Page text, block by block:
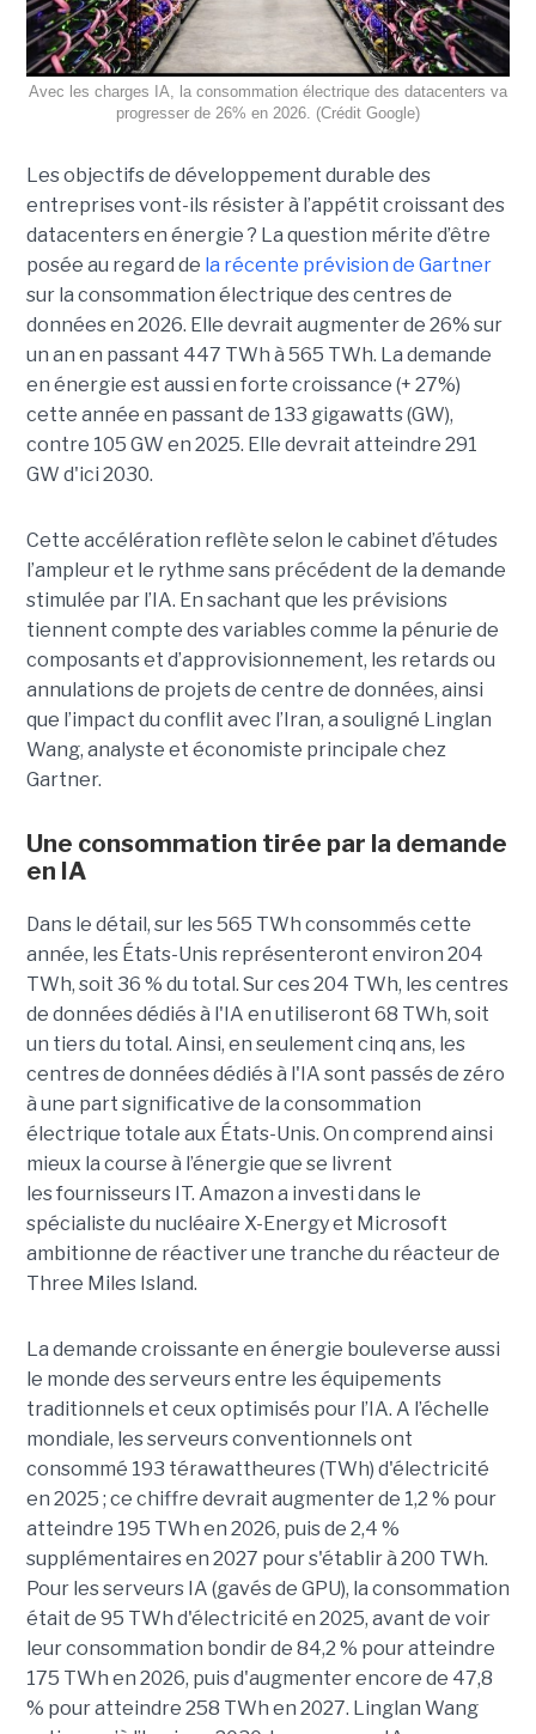
Avec les charges IA, la consommation électrique des datacenters va
progresser de 26% en 2026. (Crédit Google)
Les objectifs de développement durable des
entreprises vont-ils résister à l’appétit croissant des
datacenters en énergie ? La question mérite d’être
posée au regard de la récente prévision de Gartner
sur la consommation électrique des centres de
données en 2026. Elle devrait augmenter de 26% sur
un an en passant 447 TWh à 565 TWh. La demande
en énergie est aussi en forte croissance (+ 27%)
cette année en passant de 133 gigawatts (GW),
contre 105 GW en 2025. Elle devrait atteindre 291
GW d'ici 2030.
Cette accélération reflète selon le cabinet d’études
l’ampleur et le rythme sans précédent de la demande
stimulée par l’IA. En sachant que les prévisions
tiennent compte des variables comme la pénurie de
composants et d’approvisionnement, les retards ou
annulations de projets de centre de données, ainsi
que l’impact du conflit avec l’Iran, a souligné Linglan
Wang, analyste et économiste principale chez
Gartner.
Une consommation tirée par la demande
en IA
Dans le détail, sur les 565 TWh consommés cette
année, les États-Unis représenteront environ 204
TWh, soit 36 ​​% du total. Sur ces 204 TWh, les centres
de données dédiés à l'IA en utiliseront 68 TWh, soit
un tiers du total. Ainsi, en seulement cinq ans, les
centres de données dédiés à l'IA sont passés de zéro
à une part significative de la consommation
électrique totale aux États-Unis. On comprend ainsi
mieux la course à l’énergie que se livrent
les fournisseurs IT. Amazon a investi dans le
spécialiste du nucléaire X-Energy et Microsoft
ambitionne de réactiver une tranche du réacteur de
Three Miles Island.
La demande croissante en énergie bouleverse aussi
le monde des serveurs entre les équipements
traditionnels et ceux optimisés pour l’IA. A l’échelle
mondiale, les serveurs conventionnels ont
consommé 193 térawattheures (TWh) d'électricité
en 2025 ; ce chiffre devrait augmenter de 1,2 % pour
atteindre 195 TWh en 2026, puis de 2,4 %
supplémentaires en 2027 pour s'établir à 200 TWh.
Pour les serveurs IA (gavés de GPU), la consommation
était de 95 TWh d'électricité en 2025, avant de voir
leur consommation bondir de 84,2 % pour atteindre
175 TWh en 2026, puis d'augmenter encore de 47,8
% pour atteindre 258 TWh en 2027. Linglan Wang